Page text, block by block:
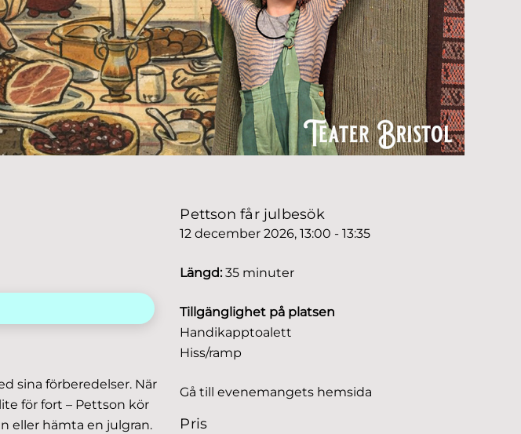
sina förberedelser. När
för fort – Pettson kör
eller hämta en julgran.
Pettson får julbesök
12 december 2026, 13:00 - 13:35
Längd: 35 minuter
Tillgänglighet på platsen
Handikapptoalett
Hiss/ramp
Gå till evenemangets hemsida
Pris